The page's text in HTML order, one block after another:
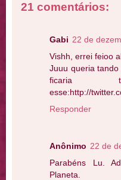
21 comentários:
Gabi 22 de
Vishh, errei feioo
Juuu queria tando
esse:http://
Responder
Anônimo 22 de
Parabéns Lu.
Planeta.